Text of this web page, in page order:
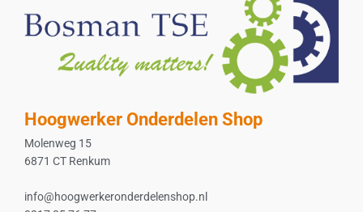
Hoogwerker Onderdelen Shop
Molenweg 15
6871 CT Renkum
info@hoogwerkeronderdelenshop.nl